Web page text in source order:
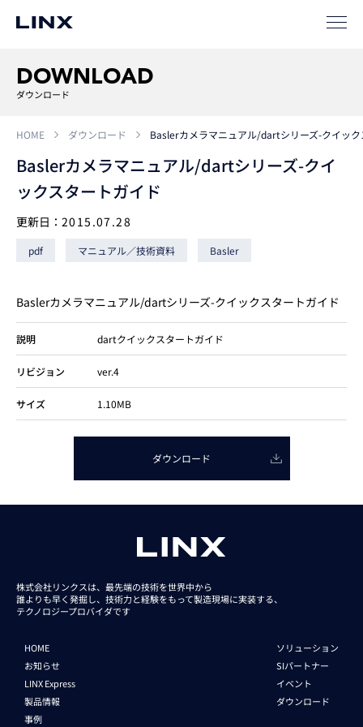
SIパートナー
採用
DOWNLOAD
ダウンロード
HOME ダウンロード Baslerカメラマニュアル/dartシリーズ-クイッ
Baslerカメラマニュアル/dartシリーズ-クイ
ックスタートガイド
更新日： 2015.07.28
pdf マニュアル／技術資料 Basler
Baslerカメラマニュアル/dartシリーズ-クイックスタートガイド
説明 dartクイックスタートガイド
リビジョン ver.4
サイズ 1.10MB
ダウンロード
株式会社リンクスは、最先端の技術を世界中から
誰よりも早く発掘し、技術力と経験をもって製造現場に実装する、
テクノロジープロバイダです
HOME
お知らせ
LINX Express
製品情報
事例
ソリューション
SIパートナー
イベント
ダウンロード